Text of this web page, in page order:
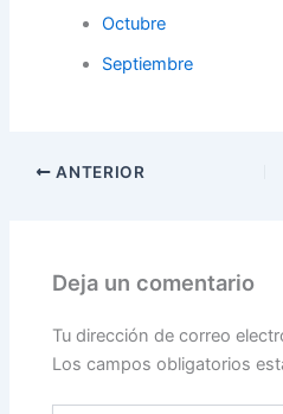
Octubre
Septiembre
ANTERIOR
Deja un comentario
Tu dirección de correo
Los campos obligatorios